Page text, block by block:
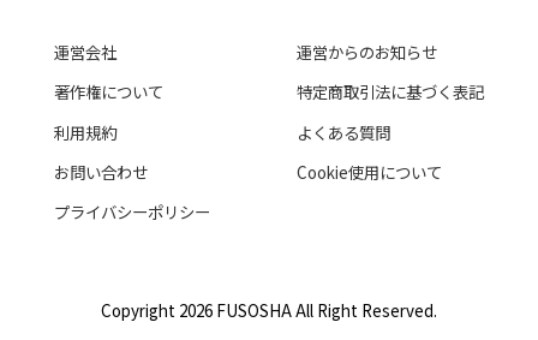
運営会社
運営からのお知らせ
著作権について
特定商取引法に基づく表記
利用規約
よくある質問
お問い合わせ
Cookie使用について
プライバシーポリシー
Copyright 2026 FUSOSHA All Right Reserved.